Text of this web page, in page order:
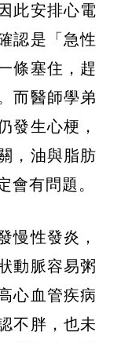
此安排心電
認是「急性
條塞住，趕
而醫師學弟
發生心梗，
，油與脂肪
會有問題。
慢性發炎，
動脈容易粥
心血管疾病
不胖，也未